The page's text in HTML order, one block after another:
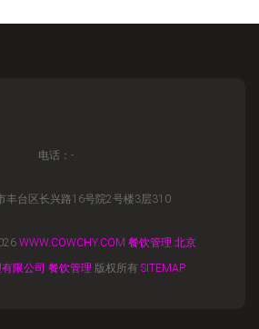
电话：-
丰台区长兴路16号院2号楼3层310
WWW.COWCHY.COM 餐饮管理 北京
限公司 餐饮管理 版权所有 SITEMAP